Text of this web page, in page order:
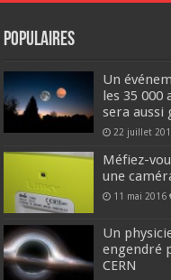
Populaires
Un
les 35 000
sera aussi
22 juillet
Méfiez-
une
11 mai 2016
Un
engendré
CERN